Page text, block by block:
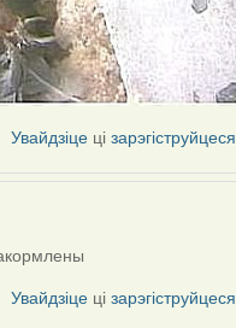
Увайдзіце цізарэгіструйцеся
Увайдзіце цізарэгіструйцеся